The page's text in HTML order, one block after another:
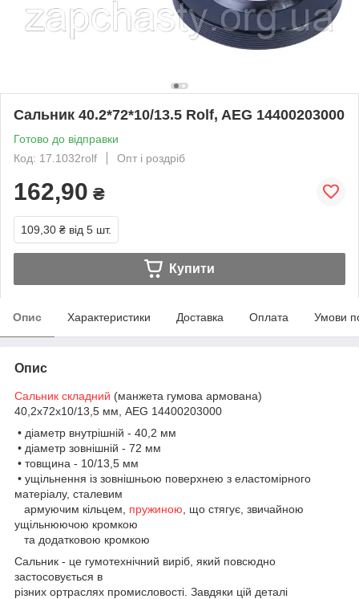
Сальник 40.2*72*10/13.5 Rolf, AEG 14400203000
Готово до відправки
Код: 17.1032rolf
Опт і роздріб
162,90 ₴
109,30 ₴ від 5 шт.
Купити
Опис Характеристики Доставка Оплата Умови
Опис
Сальник складний (манжета гумова армована)
40,2x72x10/13,5 мм, AEG 14400203000
• діаметр внутрішній - 40,2 мм
• діаметр зовнішній - 72 мм
• товщина - 10/13,5 мм
• ущільнення із зовнішньою поверхнею з еластомірного
матеріалу, сталевим
армуючим кільцем, пружиною , що стягує, звичайною
ущільнюючою кромкою
та додатковою кромкою
Сальник - це гумотехнічний виріб, який повсюдно
застосовується в
різних ортраслях промисловості. Завдяки цій деталі